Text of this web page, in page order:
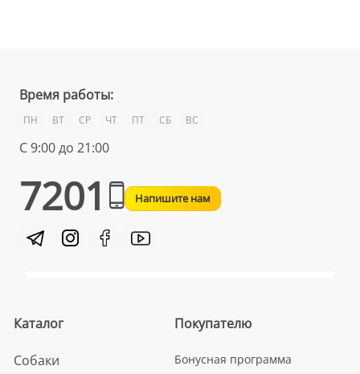
Время работы:
ПН ВТ СР ЧТ ПТ СБ ВС
С 9:00 до 21:00
7201 Напишите нам
Каталог
Собаки
Покупателю
Бонусная программа